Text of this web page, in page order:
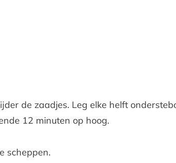
de zaadjes. Leg elke helft
12 minuten op hoog.
scheppen.